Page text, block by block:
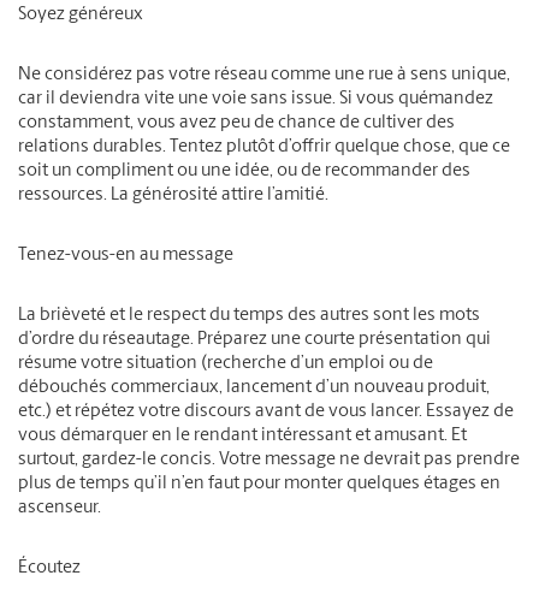
Soyez généreux
Ne considérez pas votre réseau comme une rue à sens unique,
car il deviendra vite une voie sans issue. Si vous quémandez
constamment, vous avez peu de chance de cultiver des
relations durables. Tentez plutôt d’offrir quelque chose, que ce
soit un compliment ou une idée, ou de recommander des
ressources. La générosité attire l’amitié.
Tenez-vous-en au message
La brièveté et le respect du temps des autres sont les mots
d’ordre du réseautage. Préparez une courte présentation qui
résume votre situation (recherche d’un emploi ou de
débouchés commerciaux, lancement d’un nouveau produit,
etc.) et répétez votre discours avant de vous lancer. Essayez de
vous démarquer en le rendant intéressant et amusant. Et
surtout, gardez-le concis. Votre message ne devrait pas prendre
plus de temps qu’il n’en faut pour monter quelques étages en
ascenseur.
Écoutez